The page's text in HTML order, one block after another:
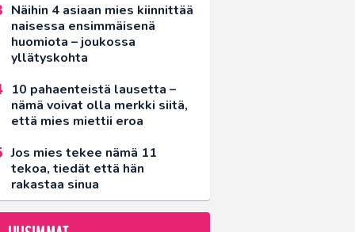
Näihin 4 asiaan mies kiinnittää
naisessa ensimmäisenä
huomiota – joukossa
yllätyskohta
10 pahaenteistä lausetta –
nämä voivat olla merkki siitä,
että mies miettii eroa
Jos mies tekee nämä 11
tekoa, tiedät että hän
rakastaa sinua